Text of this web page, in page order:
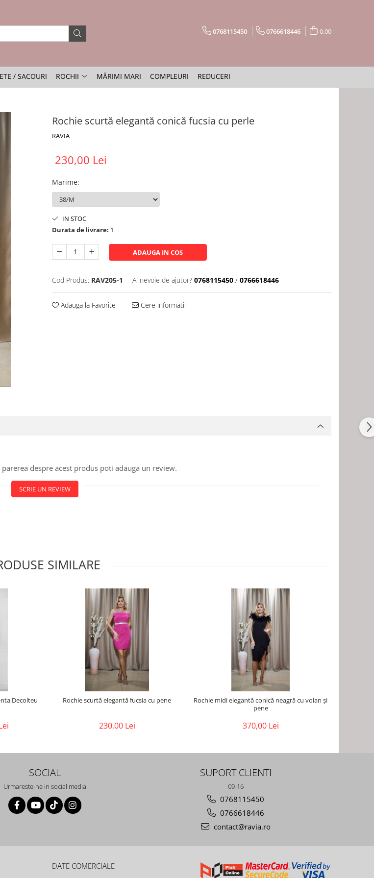
0768115450 0766618446 0,00
/ SACOURI ROCHII MĂRIMI MARI COMPLEURI REDUCERI
Rochie scurtă elegantă conică fucsia cu perle
RAVIA
230,00 Lei
Marime:
IN STOC
Durata de livrare: 1
ADAUGA IN COS
Cod Produs: RAV205-1 Ai nevoie de ajutor? 0768115450 / 0766618446
Adauga la Favorite Cere informatii
despre acest produs poti adauga un review.
SCRIE UN REVIEW
SIMILARE
Decolteu
Rochie scurtă elegantă fucsia cu pene
230,00 Lei
Rochie midi elegantă conică neagră cu volan și
pene
370,00 Lei
SOCIAL
Urmareste-ne in social media
SUPORT CLIENTI
09-16
0768115450
0766618446
contact@ravia.ro
DATE COMERCIALE